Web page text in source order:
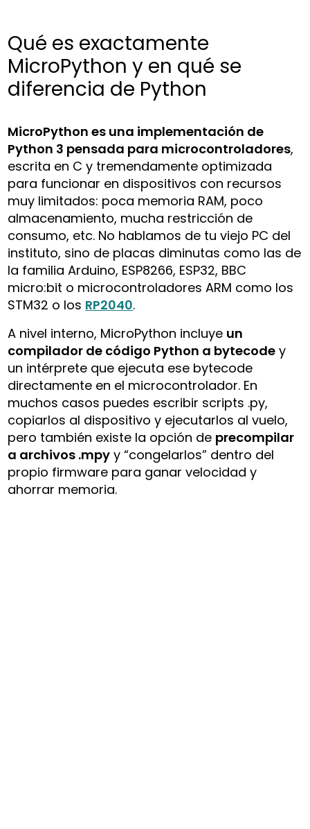
Qué es exactamente
MicroPython y en qué se
diferencia de Python
MicroPython es una implementación de
Python 3 pensada para microcontroladores,
escrita en C y tremendamente optimizada
para funcionar en dispositivos con recursos
muy limitados: poca memoria RAM, poco
almacenamiento, mucha restricción de
consumo, etc. No hablamos de tu viejo PC del
instituto, sino de placas diminutas como las de
la familia Arduino, ESP8266, ESP32, BBC
micro:bit o microcontroladores ARM como los
STM32 o los RP2040.
A nivel interno, MicroPython incluye un
compilador de código Python a bytecode y
un intérprete que ejecuta ese bytecode
directamente en el microcontrolador. En
muchos casos puedes escribir scripts .py,
copiarlos al dispositivo y ejecutarlos al vuelo,
pero también existe la opción de precompilar
a archivos .mpy y “congelarlos” dentro del
propio firmware para ganar velocidad y
ahorrar memoria.